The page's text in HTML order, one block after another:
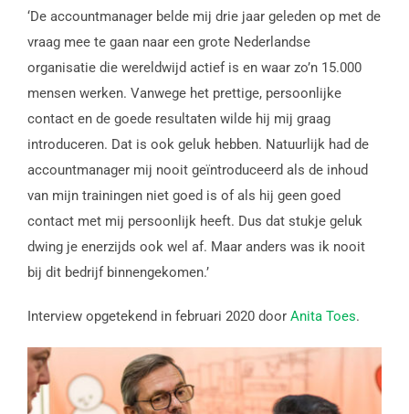
‘De accountmanager belde mij drie jaar geleden op met de
vraag mee te gaan naar een grote Nederlandse
organisatie die wereldwijd actief is en waar zo’n 15.000
mensen werken. Vanwege het prettige, persoonlijke
contact en de goede resultaten wilde hij mij graag
introduceren. Dat is ook geluk hebben. Natuurlijk had de
accountmanager mij nooit geïntroduceerd als de inhoud
van mijn trainingen niet goed is of als hij geen goed
contact met mij persoonlijk heeft. Dus dat stukje geluk
dwing je enerzijds ook wel af. Maar anders was ik nooit
bij dit bedrijf binnengekomen.’
Interview opgetekend in februari 2020 door Anita Toes.